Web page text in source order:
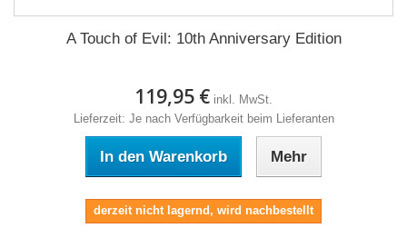
A Touch of Evil: 10th Anniversary Edition
119,95 € inkl. MwSt.
Lieferzeit: Je nach Verfügbarkeit beim Lieferanten
In den Warenkorb Mehr
derzeit nicht lagernd, wird nachbestellt